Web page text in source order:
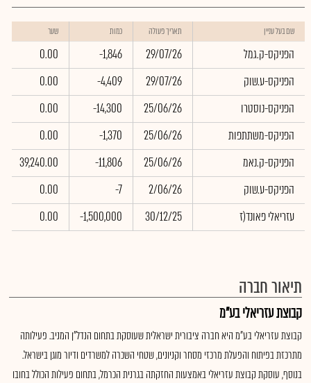
שם בעל עניין תאריך פעולה כמות שער
הפניקס-ק.גמל 29/07/26
-1,846
0.00
הפניקס-ע.שוק
29/07/26
-4,409
0.00
הפניקס-נוסטרו
25/06/26
-14,300
0.00
הפניקס-משתתפות
25/06/26
-1,370
0.00
הפניקס-ק.נאמ
25/06/26
-11,806
39,240.00
הפניקס-ע.שוק
2/06/26
-7
0.00
עזריאלי פאונד(ז
30/12/25
-1,500,000
0.00
תיאור חברה
קבוצת עזריאלי בע"מ
קבוצת עזריאלי בע"מ היא חברה ציבורית ישראלית שעוסקת בתחום הנדל"ן המניב. פעילותה
מתרכזת בפיתוח והפעלת מרכזי מסחר וקניונים, שטחי השכרה למשרדים ודיור מוגן בישראל.
בנוסף, עוסקת קבוצת עזריאלי באמצעות החזקתה בגרנית הכרמל, בתחום פעילות הכולל בחובו